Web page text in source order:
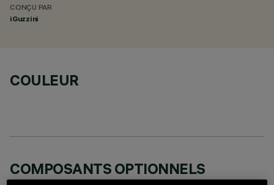
CONÇU PAR
iGuzzini
COULEUR
COMPOSANTS OPTIONNELS